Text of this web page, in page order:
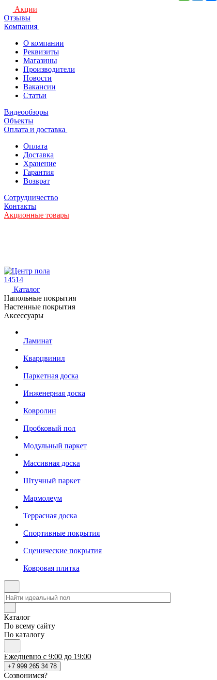
Акции
Отзывы
Компания
О компании
Реквизиты
Магазины
Производители
Новости
Вакансии
Статьи
Видеообзоры
Объекты
Оплата и доставка
Оплата
Доставка
Хранение
Гарантия
Возврат
Сотрудничество
Контакты
Акционные товары
14514
Каталог
Напольные покрытия
Настенные покрытия
Аксессуары
Ламинат
Кварцвинил
Паркетная доска
Инженерная доска
Ковролин
Пробковый пол
Модульный паркет
Массивная доска
Штучный паркет
Мармолеум
Террасная доска
Спортивные покрытия
Сценические покрытия
Ковровая плитка
Каталог
По всему сайту
По каталогу
Ежедневно с 9:00 до 19:00
+7 999 265 34 78
Созвонимся?